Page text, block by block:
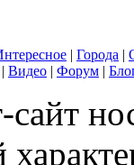
| Города |
| Видео | Форум |